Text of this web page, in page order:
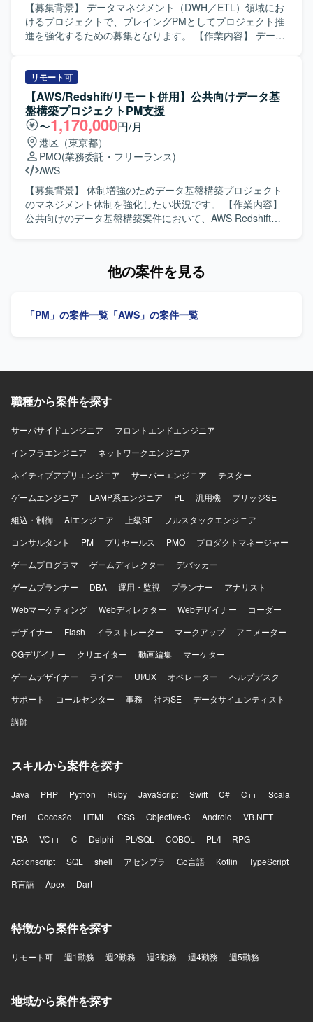
ス、開発、インフラ、運用それぞれの立場を理解しながら
円滑にコミュニケーションを取れる方を求めております。
技術的な設計や実装を担う役割ではありませんが、webシス
がら、プロジェクト全体を主体的にリードできる方が望ま
しいです。 【ポジションの魅力】 エンド内の重要な認証・
認可基盤の刷新およびID基盤移行に中心メンバーとして関
わることができるポジションです。プロジェクト横断のマ
ネジメントを通じて、セキュリティ・認証基盤ID系の知見
や大規模リリース管理の経験を深めていただけます。 【開
発環境】 認証・認可基盤におけるAzureからAWSへの移行
プロジェクトに携わっていただきます。
【募集背景】 データマネジメント（DWH／ETL）領域にお
けるプロジェクトで、プレイングPMとしてプロジェクト推
進を強化するための募集となります。 【作業内容】 データ
ーパートとして要件整理、進行管理、スコープ調整を行い
ながら、実装フェーズにおける品質管理や設計レビュー、
テスト確認なども担っていただきます。ベトナムオフショ
ア開発チーム（BrSE含む）との連携を行い、能動的な提案
やプロジェクト推進も行っていただきます。顧客担当者、
PM、ベトナムオフショア開発チームと協働してプロジェク
トを遂行していただきます。 【求める人物像】 顧客や社内
ステークホルダーと円滑にコミュニケーションを取りなが
ら、主体的に課題を発見し提案や推進ができる方を求めて
います。元請の代表として責任感を持ってプロジェクトを
リードしていただける方が望ましいです。 【ポジションの
ができます。ベトナムオフショア開発チームとの協業を通
PHP等を使用いたします。LAMP系フレームワークやAWSイ
し、Informatica、ASTERIA Warp、Databricks等のETL／
リモート可
【AWS/Redshift/リモート併用】公共向けデータ基
盤構築プロジェクトPM支援
〜1,170,000円/月
港区（東京都）
PMO(業務委託・フリーランス)
AWS
【募集背景】 体制増強のためデータ基盤構築プロジェクト
のマネジメント体制を強化したい状況です。 【作業内容】
公共向けのデータ基盤構築案件において、AWS Redshiftを
化などデータ基盤関連の設計フェーズにおける体制マネジ
ーとの調整を主体的かつ円滑に進めていただける方を求め
共向けの大規模データ基盤構築に上流から関わることがで
ながらPM領域の経験を深めていただけます。PM代理とし
できる環境です。 【開発環境】 AWS上でのデータレイクお
など）を用いた環境を想定しています。
他の案件を見る
「PM」の案件一覧 「AWS」の案件一覧
職種から案件を探す
サーバサイドエンジニア
フロントエンドエンジニア
インフラエンジニア
ネットワークエンジニア
ネイティブアプリエンジニア
サーバーエンジニア
テスター
ゲームエンジニア
LAMP系エンジニア PL 汎用機
ブリッジSE
組込・制御
AIエンジニア 上級SE
フルスタックエンジニア
コンサルタント
PM プリセールス PMO
プロダクトマネージャー
ゲームプログラマ
ゲームディレクター
デバッカー
ゲームプランナー
DBA 運用・監視 プランナー
アナリスト
Webマーケティング
Webディレクター Webデザイナー
コーダー
デザイナー
Flash イラストレーター マークアップ
アニメーター
CGデザイナー
クリエイター 動画編集
マーケター
ゲームデザイナー
ライター UI/UX オペレーター
ヘルプデスク
サポート
コールセンター 事務 社内SE
データサイエンティスト
講師
スキルから案件を探す
Java PHP Python Ruby JavaScript Swift C# C++
Scala
Perl
Cocos2d HTML CSS Objective-C Android
VB.NET
VBA
VC++ C Delphi PL/SQL COBOL PL/I
RPG
Actionscript
SQL shell アセンブラ Go言語 Kotlin
TypeScript
R言語
Apex Dart
特徴から案件を探す
リモート可 週1勤務 週2勤務 週3勤務 週4勤務 週5勤務
地域から案件を探す